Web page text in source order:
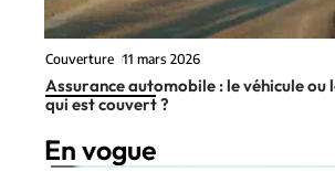
Couverture 11 mars 2026
Assurance automobile : le véhicule ou
qui est couvert ?
En vogue